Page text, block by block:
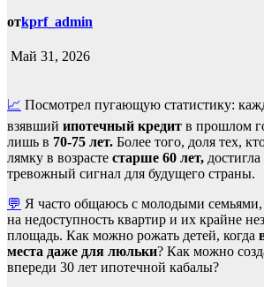
отkprf_admin
Май 31, 2026
📈 Посмотрел пугающую статистику:
взявший ипотечный кредит в прошлом
лишь в 70-75 лет. Более того, доля тех,
лямку в возрасте старше 60 лет, достигла
тревожный сигнал для будущего страны.
💬 Я часто общаюсь с молодыми
на недоступность квартир и их крайне
площадь. Как можно рожать детей, когда
места даже для люльки? Как можно
впереди 30 лет ипотечной кабалы?